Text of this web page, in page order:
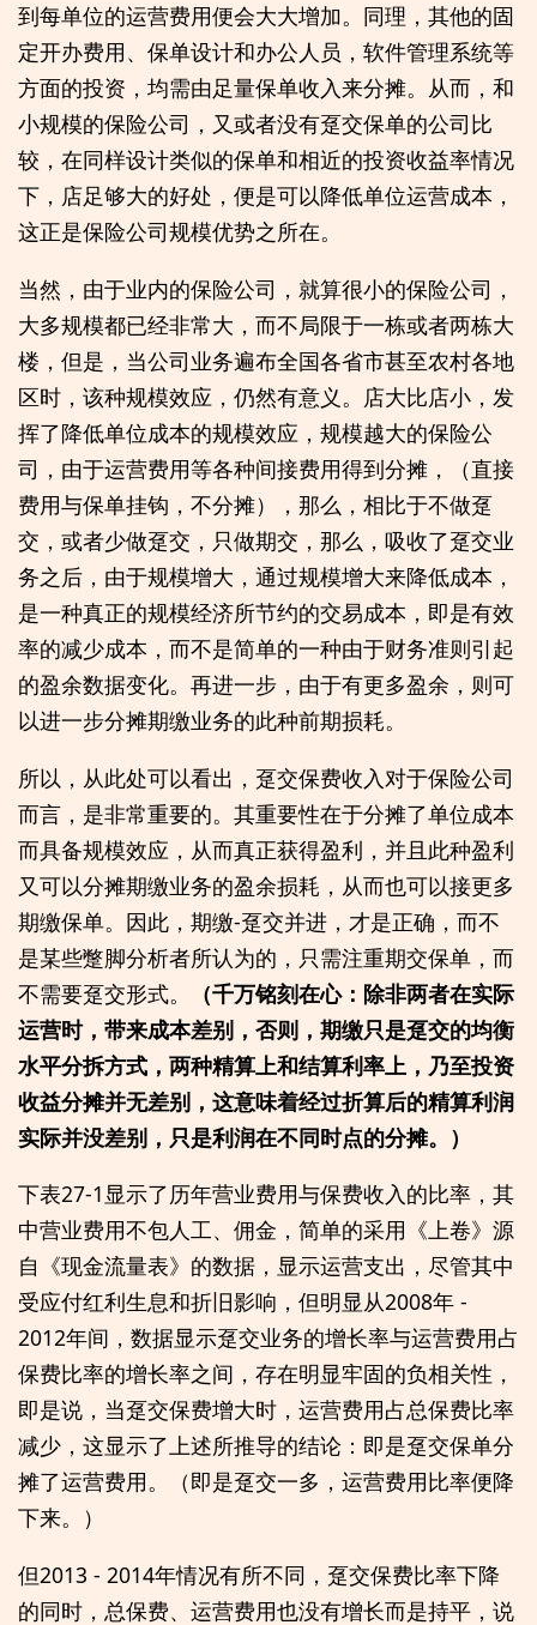
到每单位的运营费用便会大大增加。同理，其他的固
定开办费用、保单设计和办公人员，软件管理系统等
方面的投资，均需由足量保单收入来分摊。从而，和
小规模的保险公司，又或者没有趸交保单的公司比
较，在同样设计类似的保单和相近的投资收益率情况
下，店足够大的好处，便是可以降低单位运营成本，
这正是保险公司规模优势之所在。
当然，由于业内的保险公司，就算很小的保险公司，
大多规模都已经非常大，而不局限于一栋或者两栋大
楼，但是，当公司业务遍布全国各省市甚至农村各地
区时，该种规模效应，仍然有意义。店大比店小，发
挥了降低单位成本的规模效应，规模越大的保险公
司，由于运营费用等各种间接费用得到分摊，（直接
费用与保单挂钩，不分摊），那么，相比于不做趸
交，或者少做趸交，只做期交，那么，吸收了趸交业
务之后，由于规模增大，通过规模增大来降低成本，
是一种真正的规模经济所节约的交易成本，即是有效
率的减少成本，而不是简单的一种由于财务准则引起
的盈余数据变化。再进一步，由于有更多盈余，则可
以进一步分摊期缴业务的此种前期损耗。
所以，从此处可以看出，趸交保费收入对于保险公司
而言，是非常重要的。其重要性在于分摊了单位成本
而具备规模效应，从而真正获得盈利，并且此种盈利
又可以分摊期缴业务的盈余损耗，从而也可以接更多
期缴保单。因此，期缴-趸交并进，才是正确，而不
是某些蹩脚分析者所认为的，只需注重期交保单，而
不需要趸交形式。
（千万铭刻在心：除非两者在实际
运营时，带来成本差别，否则，期缴只是趸交的均衡
水平分拆方式，两种精算上和结算利率上，乃至投资
收益分摊并无差别，这意味着经过折算后的精算利润
实际并没差别，只是利润在不同时点的分摊。）
下表27-1显示了历年营业费用与保费收入的比率，其
中营业费用不包人工、佣金，简单的采用《上卷》源
自《现金流量表》的数据，显示运营支出，尽管其中
受应付红利生息和折旧影响，但明显从2008年 -
2012年间，数据显示趸交业务的增长率与运营费用占
保费比率的增长率之间，存在明显牢固的负相关性，
即是说，当趸交保费增大时，运营费用占总保费比率
减少，这显示了上述所推导的结论：即是趸交保单分
摊了运营费用。（即是趸交一多，运营费用比率便降
下来。）
但2013 - 2014年情况有所不同，趸交保费比率下降
的同时，总保费、运营费用也没有增长而是持平，说